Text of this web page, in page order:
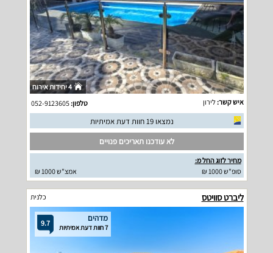
4 יחידות אירוח
איש קשר:לירון טלפון:052-9123605
נמצאו 19 חוות דעת אמיתיות
לא עודכנו תאריכים פנויים
מחיר לזוג החל מ:
סופ"ש 1000 ₪
אמצ"ש 1000 ₪
ליברט סוויטס כלנית
9.7 מדהים
7 חוות דעת אמיתיות